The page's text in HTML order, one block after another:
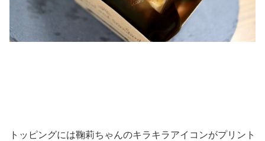
トッピングには鞠莉ちゃんのキラキラアイコンがプリント